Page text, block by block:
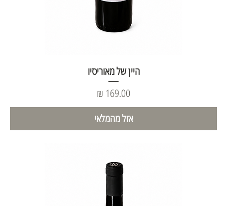
היין של מאוריסיו
מחיר
אזל מהמלאי